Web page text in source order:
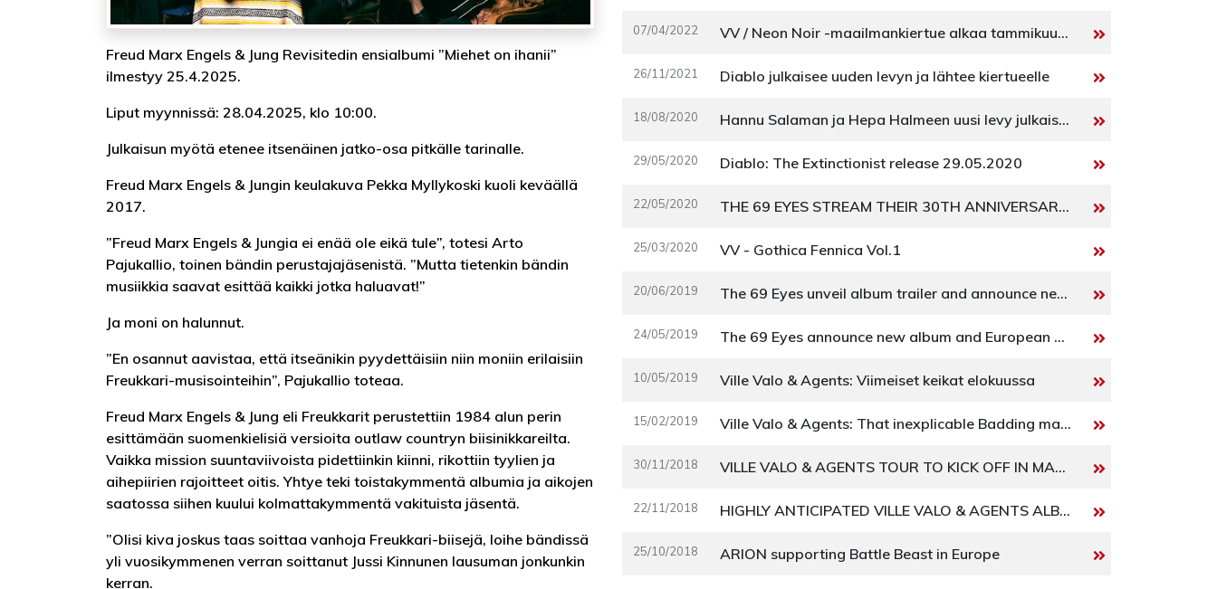
Freud Marx Engels & Jung Revisitedin ensialbumi ”Miehet on ihanii”
ilmestyy 25.4.2025.
Liput myynnissä: 28.04.2025, klo 10:00.
Julkaisun myötä etenee itsenäinen jatko-osa pitkälle tarinalle.
Freud Marx Engels & Jungin keulakuva Pekka Myllykoski kuoli keväällä
2017.
”Freud Marx Engels & Jungia ei enää ole eikä tule”, totesi Arto
Pajukallio, toinen bändin perustajajäsenistä. ”Mutta tietenkin bändin
musiikkia saavat esittää kaikki jotka haluavat!”
Ja moni on halunnut.
”En osannut aavistaa, että itseänikin pyydettäisiin niin moniin erilaisiin
Freukkari-musisointeihin”, Pajukallio toteaa.
Freud Marx Engels & Jung eli Freukkarit perustettiin 1984 alun perin
esittämään suomenkielisiä versioita outlaw countryn biisinikkareilta.
Vaikka mission suuntaviivoista pidettiinkin kiinni, rikottiin tyylien ja
aihepiirien rajoitteet oitis. Yhtye teki toistakymmentä albumia ja aikojen
saatossa siihen kuului kolmattakymmentä vakituista jäsentä.
”Olisi kiva joskus taas soittaa vanhoja Freukkari-biisejä, loihe bändissä
yli vuosikymmenen verran soittanut Jussi Kinnunen lausuman jonkunkin
kerran.
07/04/2022 VV / Neon Noir -maailmankiertue alkaa tammikuussa 2023
26/11/2021 Diablo julkaisee uuden levyn ja lähtee kiertueelle
18/08/2020 Hannu Salaman ja Hepa Halmeen uusi levy julkaistaan 4.9.2020
29/05/2020 Diablo: The Extinctionist release 29.05.2020
22/05/2020 THE 69 EYES STREAM THEIR 30TH ANNIVERSARY SHOW FROM HELSINKI
25/03/2020 VV - Gothica Fennica Vol.1
20/06/2019 The 69 Eyes unveil album trailer and announce new tour dates
24/05/2019 The 69 Eyes announce new album and European Tour
10/05/2019 Ville Valo & Agents: Viimeiset keikat elokuussa
15/02/2019 Ville Valo & Agents: That inexplicable Badding magic
30/11/2018 VILLE VALO & AGENTS TOUR TO KICK OFF IN MARCH 2019
22/11/2018 HIGHLY ANTICIPATED VILLE VALO & AGENTS ALBUM RELEASED ON FEB 15, 2019
25/10/2018 ARION supporting Battle Beast in Europe